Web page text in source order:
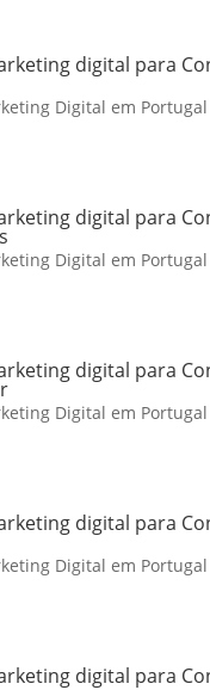
digital para
Digital em Portugal
digital para
Digital em Portugal
digital para
Digital em Portugal
digital para
Digital em Portugal
digital para